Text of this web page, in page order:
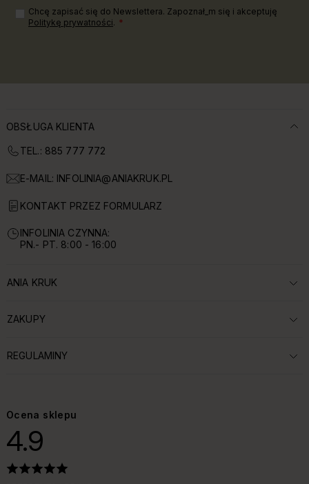
Chcę zapisać się do Newslettera. Zapoznał_m się i akceptuję
Politykę prywatności.
OBSŁUGA KLIENTA
TEL.: 885 777 772
E-MAIL: INFOLINIA@ANIAKRUK.PL
KONTAKT PRZEZ FORMULARZ
INFOLINIA CZYNNA:
PN.- PT. 8:00 - 16:00
ROZWIŃ SEKCJĘ:
ANIA KRUK
ROZWIŃ SEKCJĘ:
ZAKUPY
ROZWIŃ SEKCJĘ:
REGULAMINY
Ocena sklepu
4.9